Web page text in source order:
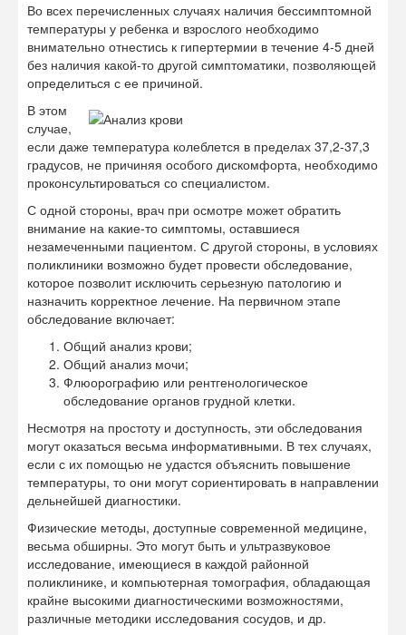
Во всех перечисленных случаях наличия бессимптомной
температуры у ребенка и взрослого необходимо
внимательно отнестись к гипертермии в течение 4-5 дней
без наличия какой-то другой симптоматики, позволяющей
определиться с ее причиной.
В этом
случае,
если даже температура колеблется в пределах 37,2-37,3
градусов, не причиняя особого дискомфорта, необходимо
проконсультироваться со специалистом.
С одной стороны, врач при осмотре может обратить
внимание на какие-то симптомы, оставшиеся
незамеченными пациентом. С другой стороны, в условиях
поликлиники возможно будет провести обследование,
которое позволит исключить серьезную патологию и
назначить корректное лечение. На первичном этапе
обследование включает:
Общий анализ крови;
Общий анализ мочи;
Флюорографию или рентгенологическое
обследование органов грудной клетки.
Несмотря на простоту и доступность, эти обследования
могут оказаться весьма информативными. В тех случаях,
если с их помощью не удастся объяснить повышение
температуры, то они могут сориентировать в направлении
дельнейшей диагностики.
Физические методы, доступные современной медицине,
весьма обширны. Это могут быть и ультразвуковое
исследование, имеющиеся в каждой районной
поликлинике, и компьютерная томография, обладающая
крайне высокими диагностическими возможностями,
различные методики исследования сосудов, и др.